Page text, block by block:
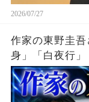
2026/07/27
作家の東野圭
身」「白夜行」